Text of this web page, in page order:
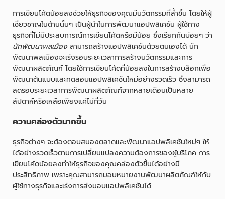
การเขียนโค้ดน้อยลงช่วยให้ธุรกิจของคุณมีนวัตกรรมที่ล้ำขึ้น โดยให้ผู้
เชี่ยวชาญในด้านนั้นๆ เป็นผู้นำในการพัฒนาแอปพลิเคชัน ผู้ใช้ทาง
ธุรกิจที่ไม่มีประสบการณ์การเขียนโค้ดหรือมีน้อย ซึ่งเรียกกันบ่อยๆ ว่า
นักพัฒนาพลเมืองสามารถสร้างแอปพลิเคชันด้วยตนเองได้ นัก
พัฒนาพลเมืองจะเร่งรอบระยะเวลาการสร้างนวัตกรรมและการ
พัฒนาผลิตภัณฑ์ โดยใช้การเขียนโค้ดที่น้อยลงในการสร้างบล็อกเพื่อ
พัฒนาต้นแบบและทดสอบแอปพลิเคชันใหม่อย่างรวดเร็ว ซึ่งสามารถ
ลดรอบระยะเวลาการพัฒนาผลิตภัณฑ์จากหลายเดือนเป็นหลาย
สัปดาห์หรือเหลือเพียงแค่ไม่กี่วัน
ความคล่องตัวมากขึ้น
ธุรกิจต่างๆ จะต้องตอบสนองตลาดและพัฒนาแอปพลิเคชันใหม่ๆ ให้
ได้อย่างรวดเร็วตามการเปลี่ยนแปลงความต้องการของผู้บริโภค การ
เขียนโค้ดน้อยลงทำให้ธุรกิจของคุณคล่องตัวขึ้นได้อย่างมี
ประสิทธิภาพ เพราะคุณสามารถมอบหมายงานพัฒนาผลิตภัณฑ์ให้กับ
ผู้ใช้ทางธุรกิจและเร่งการส่งมอบแอปพลิเคชันได้